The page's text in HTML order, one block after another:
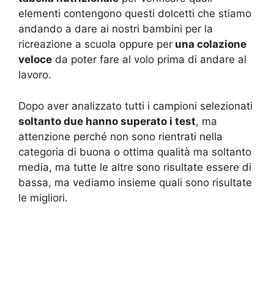
elementi contengono questi dolcetti che stiamo
andando a dare ai nostri bambini per la
ricreazione a scuola oppure per una colazione
veloce da poter fare al volo prima di andare al
lavoro.
Dopo aver analizzato tutti i campioni selezionati
soltanto due hanno superato i test, ma
attenzione perché non sono rientrati nella
categoria di buona o ottima qualità ma soltanto
media, ma tutte le altre sono risultate essere di
bassa, ma vediamo insieme quali sono risultate
le migliori.